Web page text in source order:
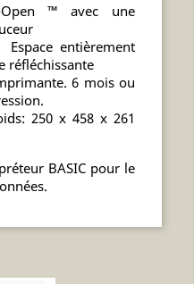
™ avec une
entièrement
réfléchissante
6 mois ou
250 x 458 x 261
BASIC pour le